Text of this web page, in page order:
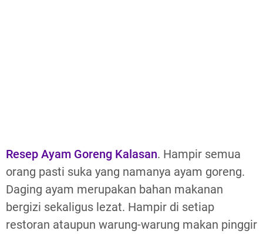
Resep Ayam Goreng Kalasan. Hampir semua
orang pasti suka yang namanya ayam goreng.
Daging ayam merupakan bahan makanan
bergizi sekaligus lezat. Hampir di setiap
restoran ataupun warung-warung makan pinggir